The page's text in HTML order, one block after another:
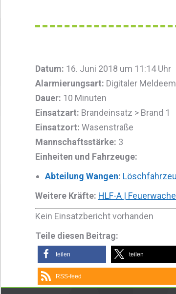
Datum: 16. Juni 2018 um 11:14 Uhr
Alarmierungsart: Digitaler
Dauer: 10 Minuten
Einsatzart: Brandeinsatz > Brand 1
Einsatzort: Wasenstraße
Mannschaftsstärke: 3
Einheiten und Fahrzeuge:
Abteilung Wangen:
Weitere Kräfte: HLF-A |
Kein Einsatzbericht vorhanden
Teile diesen Beitrag:
teilen teilen
RSS-feed